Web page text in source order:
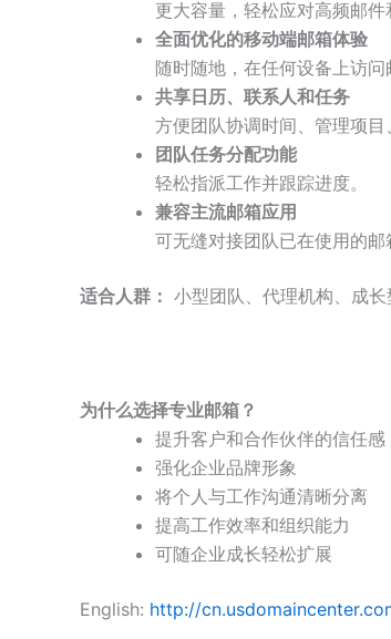
更大容量，轻松应对高频邮件
全面优化的移动端邮箱体验
随时随地，在任何设备上访问
共享日历、联系人和任务
方便团队协调时间、管理项目
团队任务分配功能
轻松指派工作并跟踪进度。
兼容主流邮箱应用
可无缝对接团队已在使用的邮
适合人群： 小型团队、代理机构、成长
为什么选择专业邮箱？
提升客户和合作伙伴的信任感
强化企业品牌形象
将个人与工作沟通清晰分离
提高工作效率和组织能力
可随企业成长轻松扩展
English: http://